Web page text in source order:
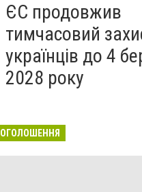
ЄС продовжив
тимчасовий
українців до 4
2028 року
ОГОЛОШЕННЯ